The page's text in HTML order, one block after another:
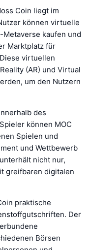
Coin liegt im
können virtuelle
kaufen und
Marktplatz für
virtuellen
(AR) und Virtual
um den Nutzern
des
können MOC
Spielen und
und Wettbewerb
nicht nur,
greifbaren digitalen
praktische
Der
Börsen